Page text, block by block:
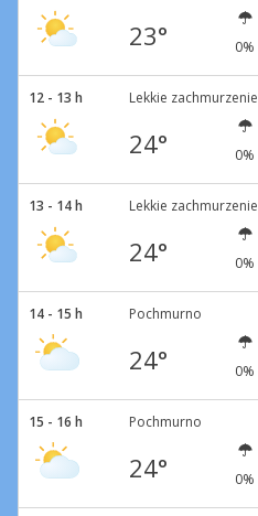
23° 0%
12 - 13 h Lekkie zachmurzenie
24° 0%
13 - 14 h Lekkie zachmurzenie
24° 0%
14 - 15 h Pochmurno
24° 0%
15 - 16 h Pochmurno
24° 0%